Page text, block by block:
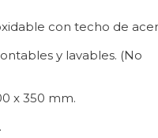
con techo de
y lavables. (No
x 350 mm.